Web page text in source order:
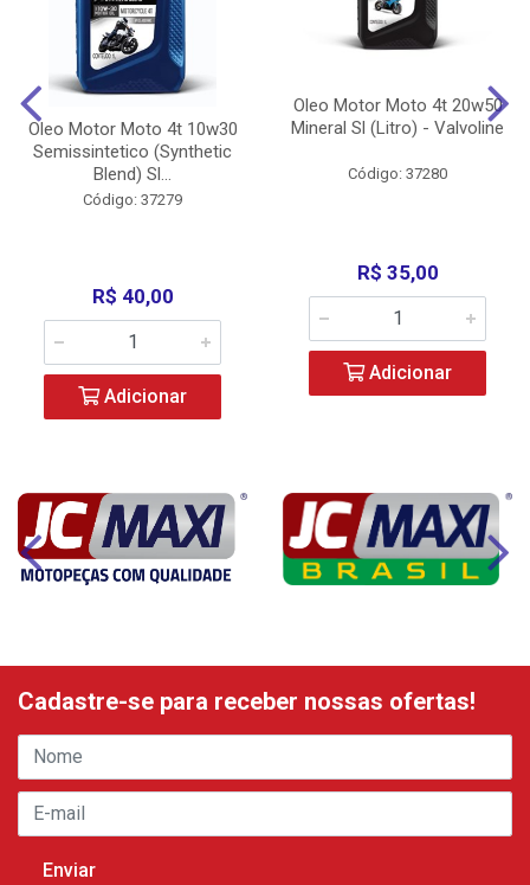
Oleo Motor Moto 4t 10w30
Semissintetico (Synthetic
Blend) Sl...
Código: 37279
R$ 40,00
Adicionar
Oleo Motor Moto 4t 20w50
Mineral Sl (Litro) - Valvoline
Código: 37280
R$ 35,00
Adicionar
Cadastre-se para receber nossas ofertas!